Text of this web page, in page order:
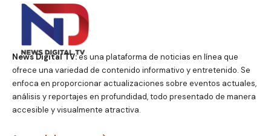
News Digital TV:es una plataforma de noticias en línea que
ofrece una variedad de contenido informativo y entretenido. Se
enfoca en proporcionar actualizaciones sobre eventos actuales,
análisis y reportajes en profundidad, todo presentado de manera
accesible y visualmente atractiva.